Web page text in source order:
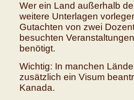
Wer ein Land außerhalb
weitere Unterlagen
Gutachten von zwei
besuchten
benötigt.
Wichtig: In manchen
zusätzlich ein Visum
Kanada.